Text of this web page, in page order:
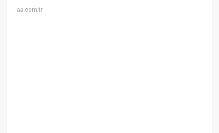
aa.com.tr